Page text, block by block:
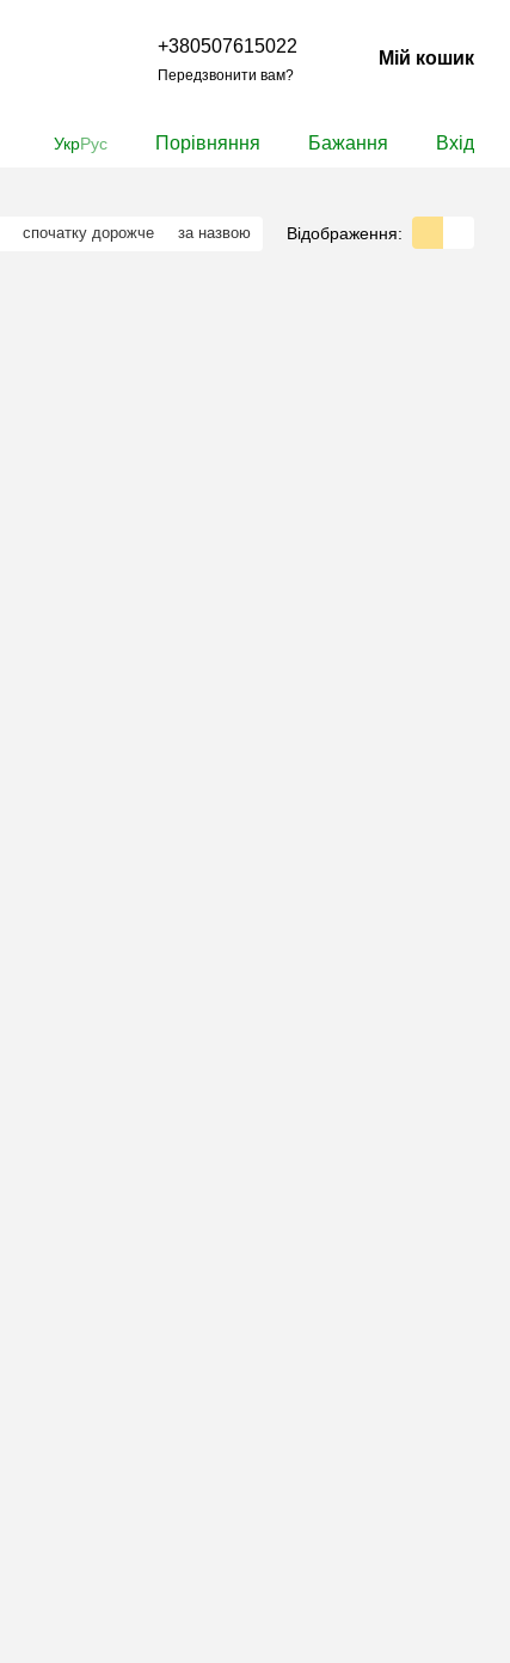
+380507615022
Передзвонити вам?
Мій кошик
УкрРус Порівняння Бажання Вхід
спочатку дорожче за назвою Відображення: